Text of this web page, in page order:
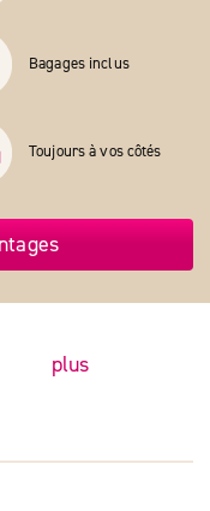
Bagages inclus
Toujours à vos côtés
plus